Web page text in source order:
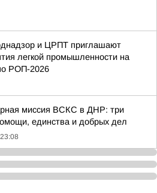
и ЦРПТ приглашают
легкой промышленности на
РОП-2026
миссия ВСКС в ДНР: три
единства и добрых дел